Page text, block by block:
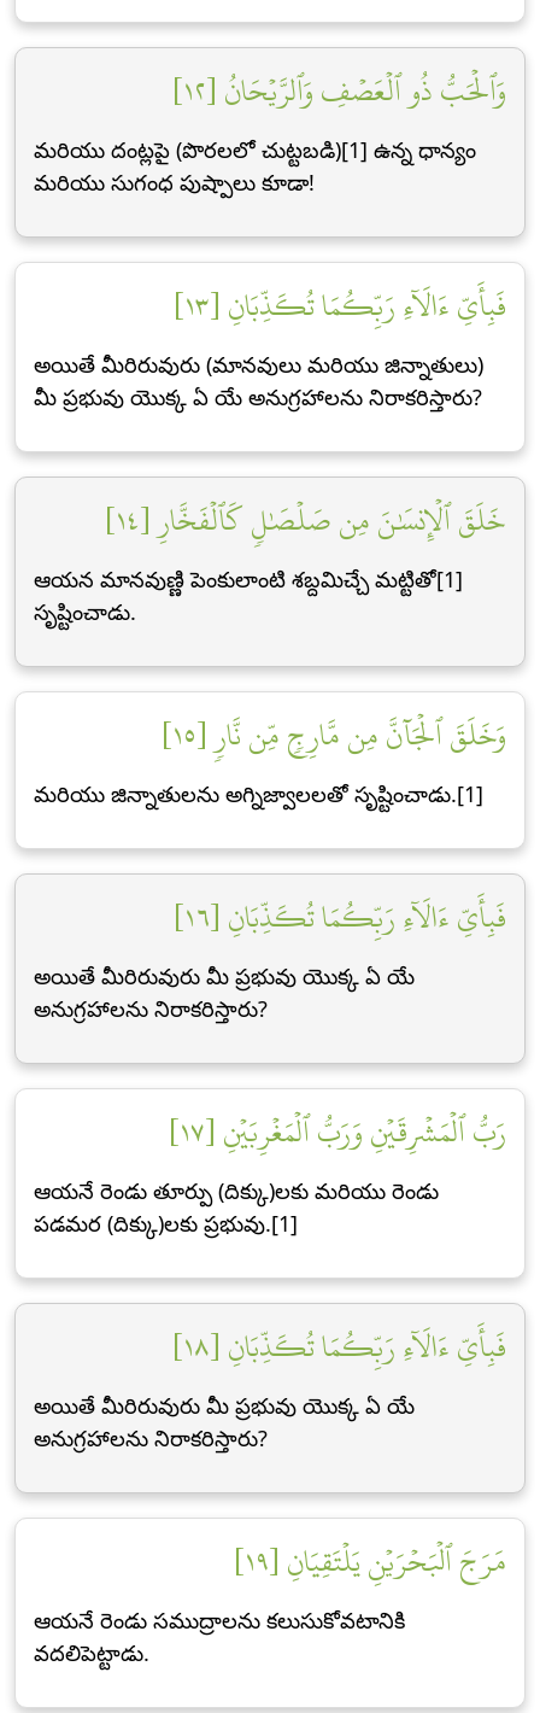
وَٱلۡحَبُّ ذُو ٱلۡعَصۡفِ وَٱلرَّيۡحَانُ [١٢]
మరియు దంట్లపై (పొరలలో చుట్టబడి)[1] ఉన్న ధాన్యం
మరియు సుగంధ పుష్పాలు కూడా!
فَبِأَيِّ ءَالَآءِ رَبِّكُمَا تُكَذِّبَانِ [١٣]
అయితే మీరిరువురు (మానవులు మరియు జిన్నాతులు)
మీ ప్రభువు యొక్క ఏ యే అనుగ్రహాలను నిరాకరిస్తారు?
خَلَقَ ٱلۡإِنسَٰنَ مِن صَلۡصَٰلٖ كَٱلۡفَخَّارِ [١٤]
ఆయన మానవుణ్ణి పెంకులాంటి శబ్దమిచ్చే మట్టితో[1]
సృష్టించాడు.
وَخَلَقَ ٱلۡجَآنَّ مِن مَّارِجٖ مِّن نَّارٖ [١٥]
మరియు జిన్నాతులను అగ్నిజ్వాలలతో సృష్టించాడు.[1]
فَبِأَيِّ ءَالَآءِ رَبِّكُمَا تُكَذِّبَانِ [١٦]
అయితే మీరిరువురు మీ ప్రభువు యొక్క ఏ యే
అనుగ్రహాలను నిరాకరిస్తారు?
رَبُّ ٱلۡمَشۡرِقَيۡنِ وَرَبُّ ٱلۡمَغۡرِبَيۡنِ [١٧]
ఆయనే రెండు తూర్పు (దిక్కు)లకు మరియు రెండు
పడమర (దిక్కు)లకు ప్రభువు.[1]
فَبِأَيِّ ءَالَآءِ رَبِّكُمَا تُكَذِّبَانِ [١٨]
అయితే మీరిరువురు మీ ప్రభువు యొక్క ఏ యే
అనుగ్రహాలను నిరాకరిస్తారు?
مَرَجَ ٱلۡبَحۡرَيۡنِ يَلۡتَقِيَانِ [١٩]
ఆయనే రెండు సముద్రాలను కలుసుకోవటానికి
వదలిపెట్టాడు.